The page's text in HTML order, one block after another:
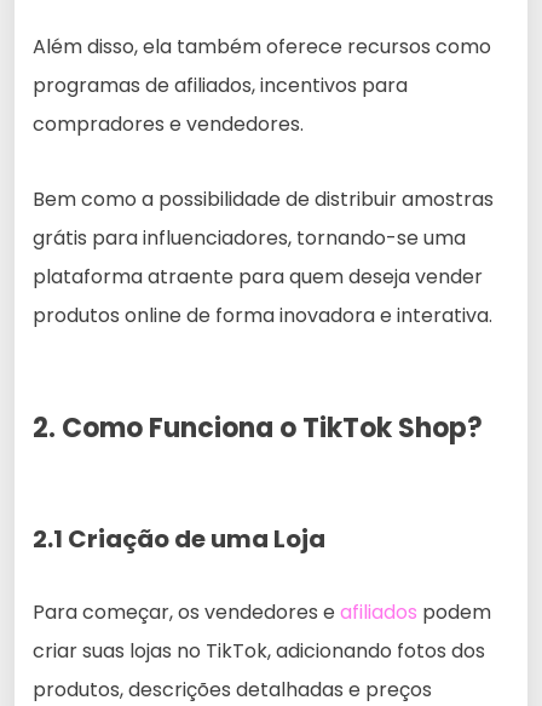
Além disso, ela também oferece recursos como
programas de afiliados, incentivos para
compradores e vendedores.
Bem como a possibilidade de distribuir amostras
grátis para influenciadores, tornando-se uma
plataforma atraente para quem deseja vender
produtos online de forma inovadora e interativa.
2. Como Funciona o TikTok Shop?
2.1 Criação de uma Loja
Para começar, os vendedores eafiliados podem
criar suas lojas no TikTok, adicionando fotos dos
produtos, descrições detalhadas e preços